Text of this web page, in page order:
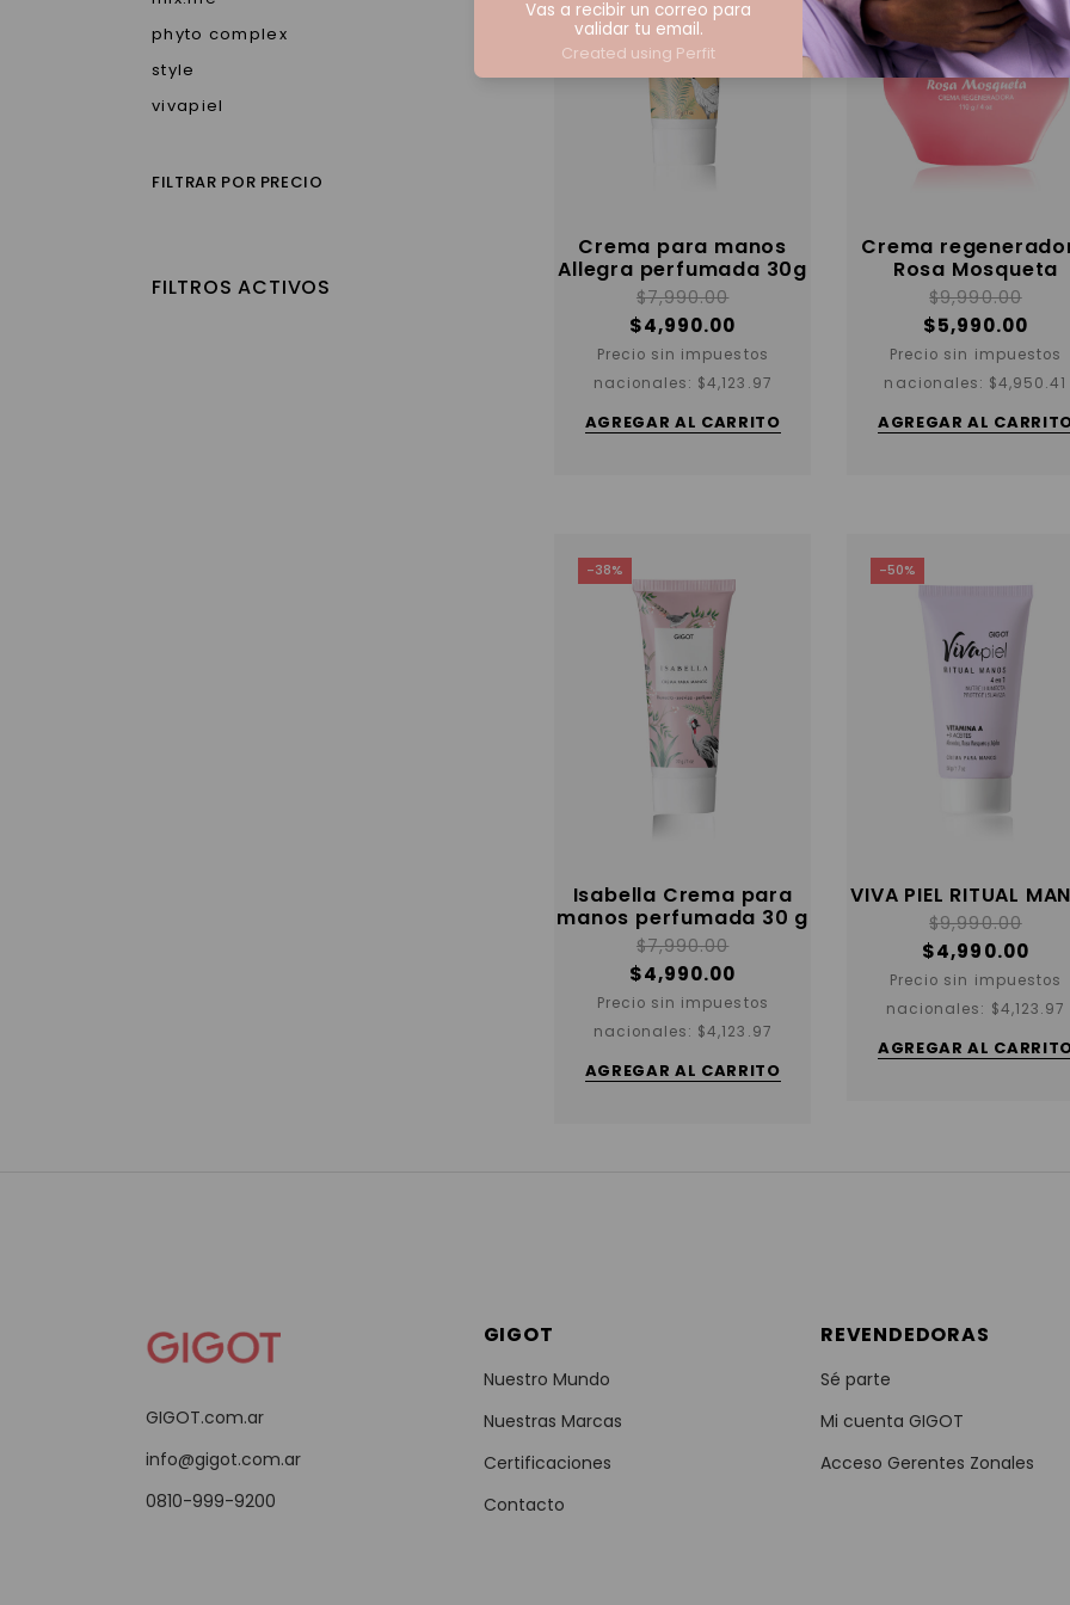
Crema para manos
Allegra perfumada 30g
$7,990.00
$4,990.00
Precio sin impuestos
nacionales: $4,123.97
AGREGAR AL CARRITO
Crema
Rosa Mosqueta
$9,990.00
$5,990.00
Precio sin impuestos
nacionales: $4,950.41
AGREGAR AL
-38%
Isabella Crema para
manos perfumada 30 g
$7,990.00
$4,990.00
Precio sin impuestos
nacionales: $4,123.97
AGREGAR AL CARRITO
-50%
VIVA PIEL RITUAL
$9,990.00
$4,990.00
Precio sin impuestos
nacionales: $4,123.97
AGREGAR AL
phyto complex
style
vivapiel
FILTRAR POR PRECIO
FILTROS ACTIVOS
GIGOT.com.ar
info@gigot.com.ar
0810-999-9200
GIGOT
Nuestro Mundo
Nuestras Marcas
Certificaciones
Contacto
REVENDEDORAS
Sé parte
Mi cuenta GIGOT
Acceso Gerentes Zonales
Vas a recibir un correo para
validar tu email.
Created using Perfit